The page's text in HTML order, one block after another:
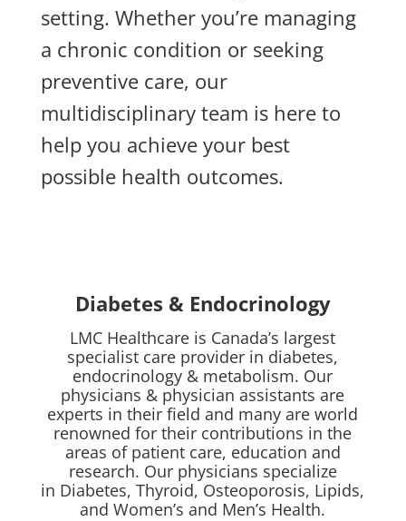
setting. Whether you’re managing
a chronic condition or seeking
preventive care, our
multidisciplinary team is here to
help you achieve your best
possible health outcomes.
Diabetes & Endocrinology
LMC Healthcare is Canada’s largest
specialist care provider in diabetes,
endocrinology & metabolism. Our
physicians & physician assistants are
experts in their field and many are world
renowned for their contributions in the
areas of patient care, education and
research. Our physicians specialize
in Diabetes, Thyroid, Osteoporosis, Lipids,
and Women’s and Men’s Health.